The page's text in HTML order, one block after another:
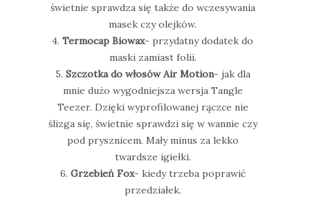
świetnie sprawdza się także do wczesywania
masek czy olejków.
4. Termocap Biowax- przydatny dodatek do
maski zamiast folii.
5. Szczotka do włosów Air Motion- jak dla
mnie dużo wygodniejsza wersja Tangle
Teezer. Dzięki wyprofilowanej rączce nie
ślizga się, świetnie sprawdzi się w wannie czy
pod prysznicem. Mały minus za lekko
twardsze igiełki.
6. Grzebień Fox- kiedy trzeba poprawić
przedziałek.